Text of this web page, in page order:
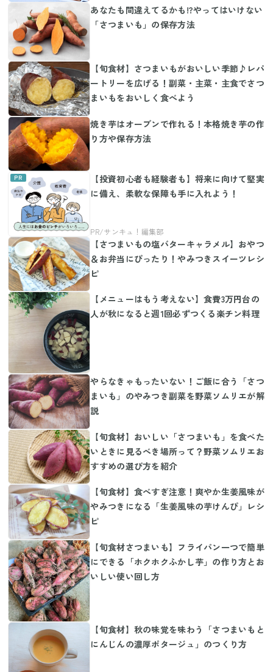
あなたも間違えてるかも!?やってはいけない
「さつまいも」の保存方法
【旬食材】さつまいもがおいしい季節♪レパ
ートリーを広げる！副菜・主菜・主食でさつ
まいもをおいしく食べよう
焼き芋はオーブンで作れる！本格焼き芋の作
り方や保存方法
【投資初心者も経験者も】将来に向けて堅実
に備え、柔軟な保障も手に入れよう！
【さつまいもの塩バターキャラメル】おやつ
＆お弁当にぴったり！やみつきスイーツレシ
ピ
【メニューはもう考えない】食費3万円台の
人が秋になると週1回必ずつくる楽チン料理
やらなきゃもったいない！ご飯に合う「さつ
まいも」のやみつき副菜を野菜ソムリエが解
説
【旬食材】おいしい「さつまいも」を食べた
いときに見るべき場所って？野菜ソムリエお
すすめの選び方を紹介
【旬食材】食べすぎ注意！爽やか生姜風味が
やみつきになる「生姜風味の芋けんぴ」レシ
ピ
【旬食材さつまいも】フライパン一つで簡単
にできる「ホクホクふかし芋」の作り方とお
いしい使い回し方
【旬食材】秋の味覚を味わう「さつまいもと
にんじんの濃厚ポタージュ」のつくり方